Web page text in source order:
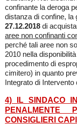
confinante la deroga
distanza di confine, la
27.12.2018 di
aree non confinanti
perché tali aree non
2010 nella
procedimento di
cimitero) in quanto
Integrato di Intervento
4) IL SINDACO
PENALMENTE
CONSIGLIERI